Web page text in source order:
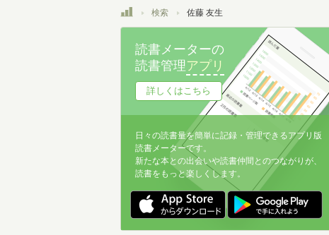
トップ検索 佐藤 友生
読書メーターの
読書管理アプリ
詳しくはこちら
日々の読書量を簡単に記録・管理できるアプリ版
読書メーターです。
新たな本との出会いや読書仲間とのつながりが、
読書をもっと楽しくします。